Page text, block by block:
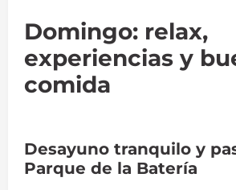
Domingo: relax,
experiencias y
comida
Desayuno tranquilo y
Parque de la Batería